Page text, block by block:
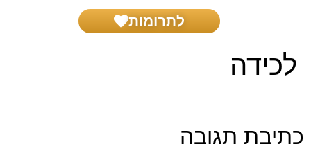
לתרומות
‏‏לכידה
כתיבת תגובה